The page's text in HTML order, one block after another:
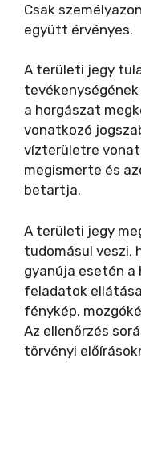
Csak
együtt érvényes.
A területi jegy
a horgászat
vonatkozó
vízterületre
megismerte és
betartja.
A területi jegy
tudomásul veszi,
gyanúja esetén a
feladatok
fénykép,
Az ellenőrzés
törvényi